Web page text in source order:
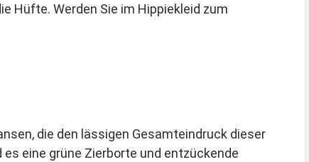
Hüfte. Werden Sie im Hippiekleid zum
die den lässigen Gesamteindruck dieser
eine grüne Zierborte und entzückende